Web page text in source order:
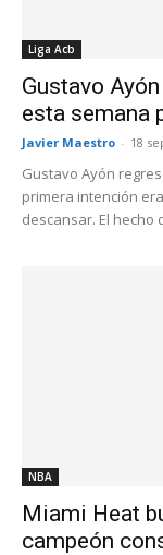
Liga Acb
Gustavo
esta semana
Javier Maestro - 18
Gustavo Ayón
primera intención
descansar. El hecho
NBA
Miami Heat
campeón